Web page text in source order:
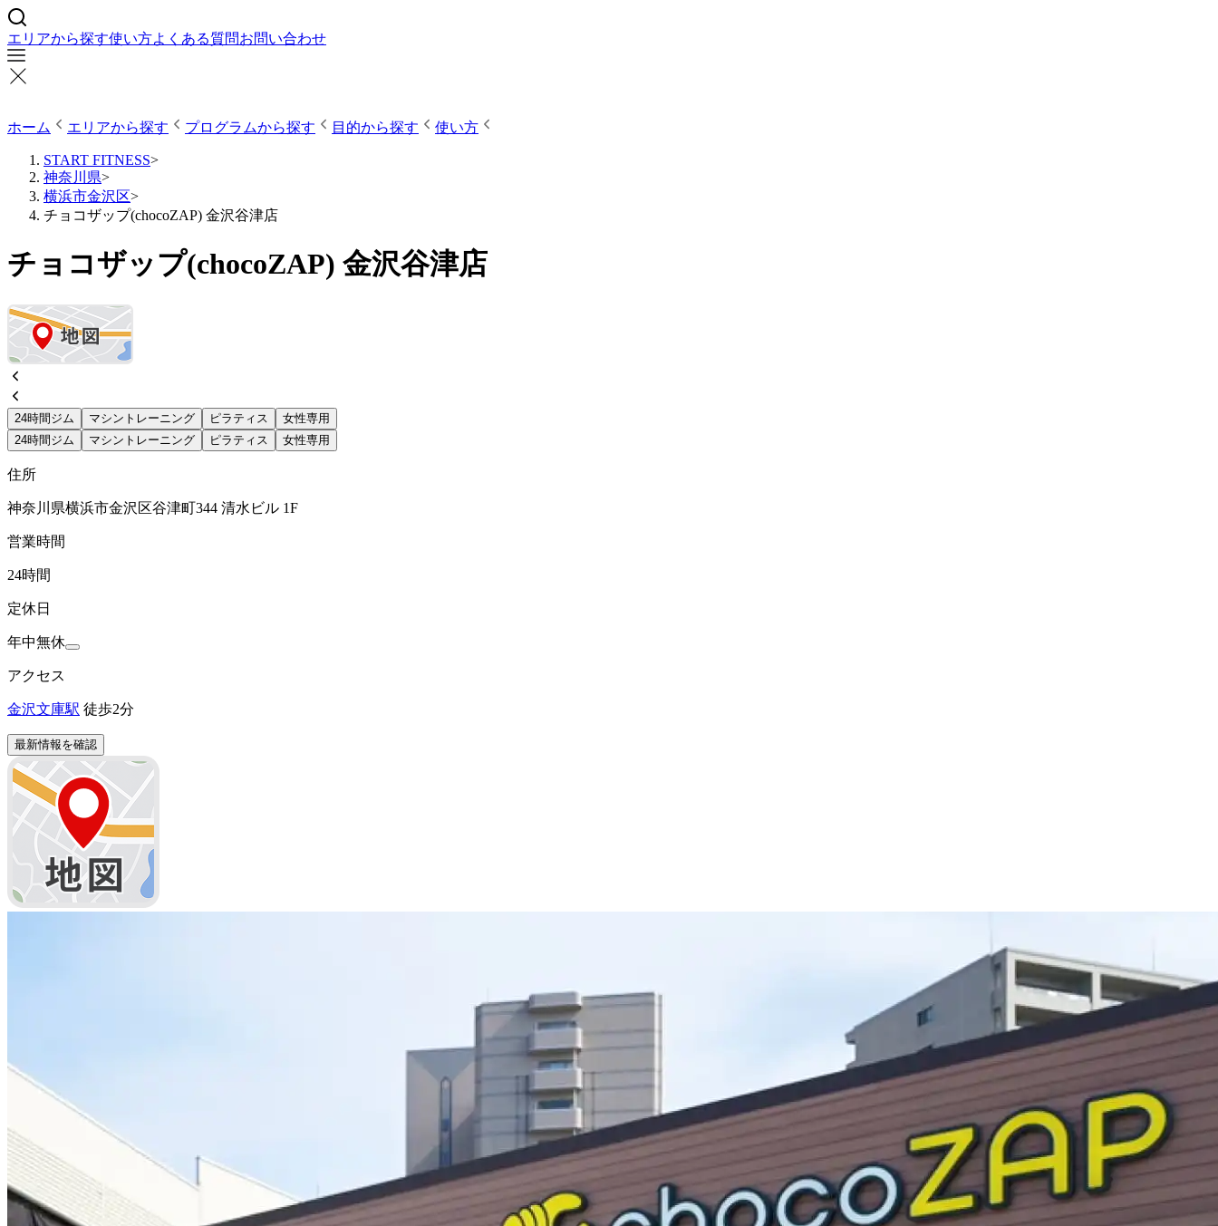
エリアから探す使い方よくある質問お問い合わせ
ホーム エリアから探す プログラムから探す 目的から探す 使い方
START FITNESS>
神奈川県>
横浜市金沢区>
チョコザップ(chocoZAP) 金沢谷津店
チョコザップ(chocoZAP) 金沢谷津店
24時間ジム マシントレーニング ピラティス
女性専用
24時間ジム
マシントレーニング ピラティス 女性専用
住所
神奈川県横浜市金沢区谷津町344 清水ビル 1F
営業時間
24時間
定休日
年中無休
アクセス
金沢文庫駅 徒歩2分
最新情報を確認